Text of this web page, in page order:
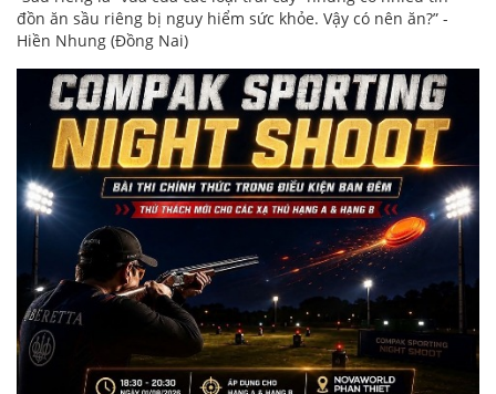
đồn ăn sầu riêng bị nguy hiểm sức khỏe. Vậy có nên ăn?” -
Hiền Nhung (Đồng Nai)